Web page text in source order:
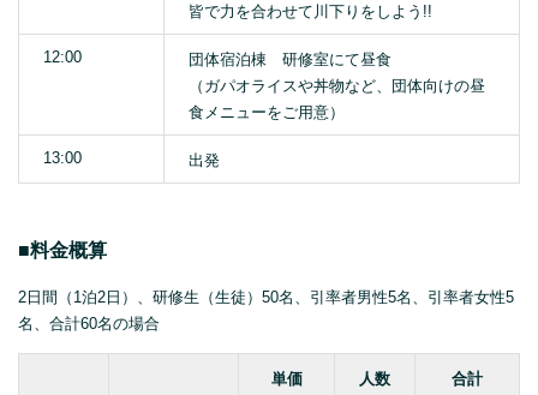
皆で力を合わせて川下りをしよう!!
12:00
団体宿泊棟 研修室にて昼食
（ガパオライスや丼物など、団体向けの昼
食メニューをご用意）
13:00 出発
■料金概算
2日間（1泊2日）、研修生（生徒）50名、引率者男性5名、引率者女性5
名、合計60名の場合
単価
人数
合計